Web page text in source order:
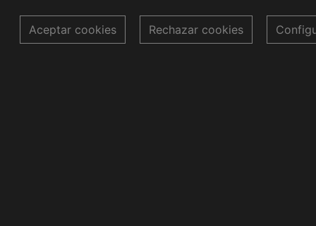
Aceptar cookies Rechazar cookies